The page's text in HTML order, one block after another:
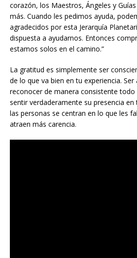
corazón, los Maestros, Ángeles y
más. Cuando les pedimos ayuda,
agradecidos por esta Jerarquía
dispuesta a ayudarnos. Entonces
estamos solos en el camino.”
La gratitud es simplemente ser
de lo que va bien en tu experiencia. Ser
reconocer de manera consistente
sentir verdaderamente su presencia en
las personas se centran en lo que les
atraen más carencia.